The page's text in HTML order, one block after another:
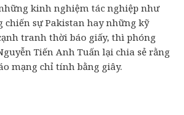
kinh nghiệm tác nghiệp như
chiến sự Pakistan hay những kỹ
tranh thời báo giấy, thì phóng
Tiến Anh Tuấn lại chia sẻ rằng
mạng chỉ tính bằng giây.